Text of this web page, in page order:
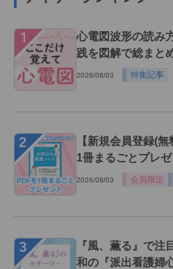
１
心電図波形の読み
践を図解で総まと
2026/08/03 特集記事
２
【新規会員登録(
1冊まるごとプレゼ
2026/08/03 会員限定
３
『風、薫る』で
和の『派出看護婦